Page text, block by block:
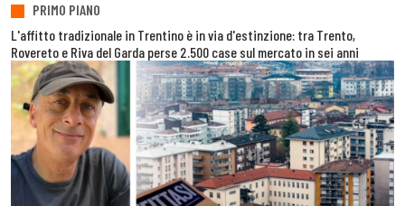
PRIMO PIANO
L'affitto tradizionale in Trentino è in via d'estinzione: tra Trento,
Rovereto e Riva del Garda perse 2.500 case sul mercato in sei anni